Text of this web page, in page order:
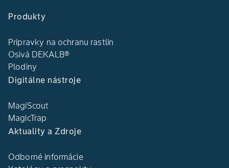
Produkty
Prípravky na ochranu rastlín
Osivá DEKALB®
Plodiny
Digitálne nástroje
MagiScout
MagicTrap
Aktuality a Zdroje
Odborné informácie